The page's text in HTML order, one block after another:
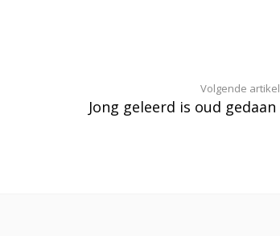
Volgende artikel
Jong geleerd is oud gedaan